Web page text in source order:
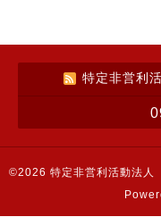
特定非営利
©2026 特定非営利活動法